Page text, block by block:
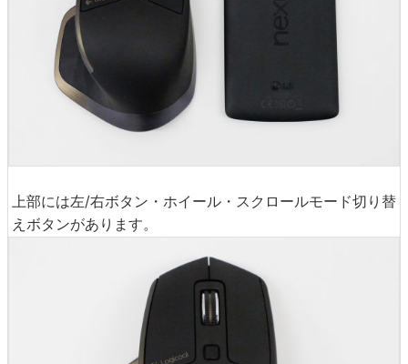
上部には左/右ボタン・ホイール・スクロールモード切り替
えボタンがあります。